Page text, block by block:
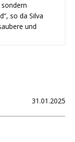
so da Silva
und
31.01.2025